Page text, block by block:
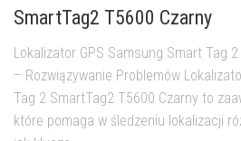
SmartTag2 T5600 Czarny
Lokalizator GPS Samsung Smart Tag
– Rozwiązywanie Problemów
Tag 2 SmartTag2 T5600 Czarny to
które pomaga w śledzeniu lokalizacji